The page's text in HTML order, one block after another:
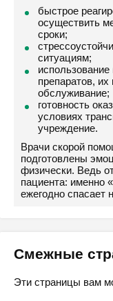
быстрое
осуществить
сроки;
ситуациям;
препаратов,
обслуживание;
готовность
условиях
учреждение.
Врачи скорой
подготовлены
физически. Ведь
пациента: именно
ежегодно спасает
Смежные
Эти страницы вам